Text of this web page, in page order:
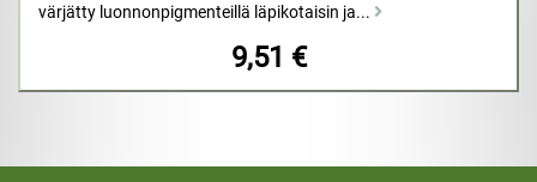
värjätty luonnonpigmenteillä läpikotaisin ja...
9,51 €